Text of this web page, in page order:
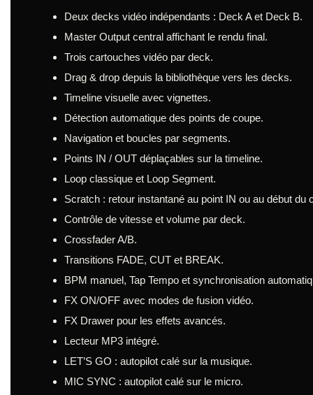
Deux decks vidéo indépendants : Deck A et Deck B.
Master Output central affichant le rendu final.
Trois cartouches vidéo par deck.
Drag & drop depuis la bibliothèque vers les decks.
Timeline visuelle avec vignettes.
Détection automatique des points de coupe.
Navigation et boucles par segments.
Points IN / OUT déplaçables sur la timeline.
Loop classique et Loop Segment.
Scratch : retour instantané au point IN ou au début du
Contrôle de vitesse et volume par deck.
Crossfader A/B.
Transitions FADE, CUT et BREAK.
BPM manuel, Tap Tempo et synchronisation
FX ON/OFF avec modes de fusion vidéo.
FX Drawer pour les effets avancés.
Lecteur MP3 intégré.
LET’S GO : autopilot calé sur la musique.
MIC SYNC : autopilot calé sur le micro.